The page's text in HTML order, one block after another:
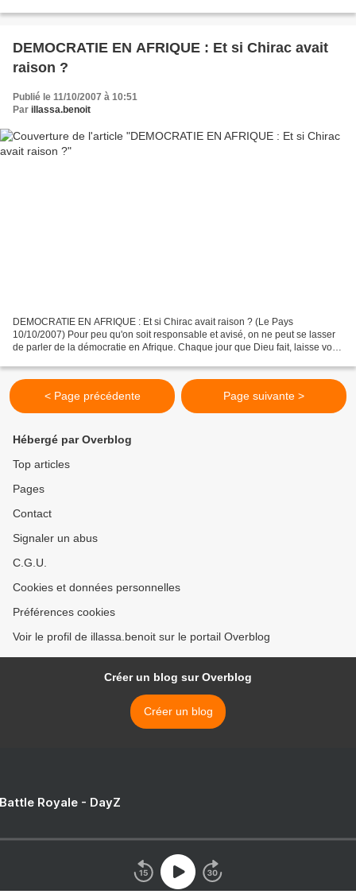
DEMOCRATIE EN AFRIQUE : Et si Chirac avait
raison ?
Publié le 11/10/2007 à 10:51
Par illassa.benoit
DEMOCRATIE EN AFRIQUE : Et si Chirac avait raison ? (Le Pays
10/10/2007) Pour peu qu'on soit responsable et avisé, on ne peut se lasser
de parler de la démocratie en Afrique. Chaque jour que Dieu fait, laisse voir
< Page précédente Page suivante >
Hébergé par Overblog
Top articles
Pages
Contact
Signaler un abus
C.G.U.
Cookies et données personnelles
Préférences cookies
Voir le profil de illassa.benoit sur le portail Overblog
Créer un blog sur Overblog
Créer un blog
Royale - DayZ